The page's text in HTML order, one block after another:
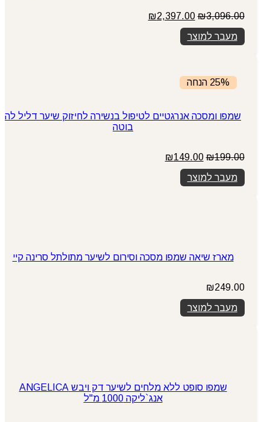
₪3,096.00
המחיר
המקורי
היה:
₪3,096.00.
₪2,397.00
מעבר למוצר
25% הנחה
שמפו ומסכה אנרגטיים לטיפול בנשירה לחיזוק שיער דליל לה
בוטה
₪199.00
המחיר
המקורי
היה:
₪199.00.
₪149.00
מעבר למוצר
מארז שיאה שמפו מסכה וסירום לשיער מתולתל סרינה קיי
₪249.00
מעבר למוצר
שמפו סופט ללא מלחים לשיער דק ויבש ANGELICA
אנג`ליקה 1000 מ"ל